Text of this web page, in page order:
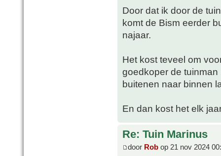
Door dat ik door de
komt de Bism eerder
najaar.
Het kost teveel om
goedkoper de
buitenen naar binnen
En dan kost het elk
Re: Tuin Marinus
door Rob op 21 nov 2024